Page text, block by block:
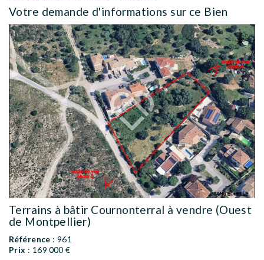
Votre demande d'informations sur ce Bien
Terrains à bâtir Cournonterral à vendre (Ouest
de Montpellier)
Référence : 961
Prix : 169 000 €